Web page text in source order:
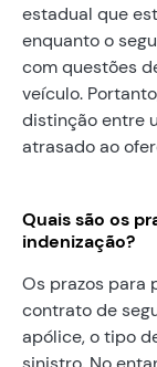
estadual que
enquanto o
com questões
veículo.
distinção entre
atrasado ao
Quais são os
indenização?
Os prazos para
contrato de
apólice, o tipo